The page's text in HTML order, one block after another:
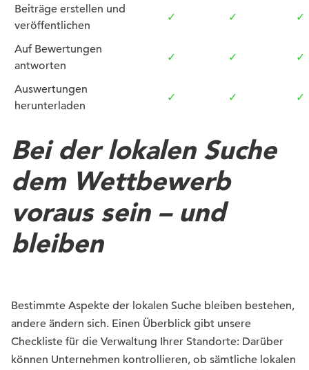
Beiträge erstellen und
veröffentlichen
✓ ✓ ✓
Auf Bewertungen
antworten
✓ ✓ ✓
Auswertungen
herunterladen
✓ ✓ ✓
Bei der lokalen Suche
dem Wettbewerb
voraus sein – und
bleiben
Bestimmte Aspekte der lokalen Suche bleiben bestehen,
andere ändern sich. Einen Überblick gibt unsere
Checkliste für die Verwaltung Ihrer Standorte: Darüber
können Unternehmen kontrollieren, ob sämtliche lokalen